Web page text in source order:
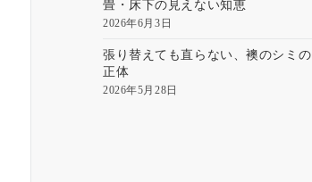
畳・床下の見えない知恵
2026年6月3日
張り替えても直らない、襖のシミの
正体
2026年5月28日